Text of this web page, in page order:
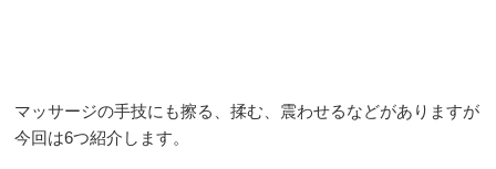
マッサージの手技にも擦る、揉む、震わせるなどがありますが
今回は6つ紹介します。